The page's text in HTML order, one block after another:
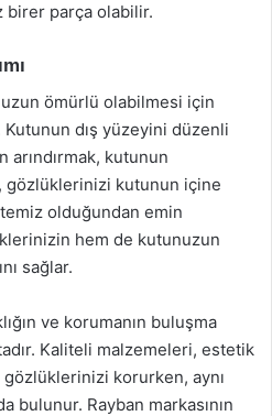
birer parça olabilir.
uzun ömürlü olabilmesi için
dış yüzeyini düzenli
kutunun
gözlüklerinizi kutunun içine
olduğundan emin
hem de kutunuzun
sağlar.
ve korumanın buluşma
Kaliteli malzemeleri, estetik
gözlüklerinizi korurken, aynı
bulunur. Rayban markasının